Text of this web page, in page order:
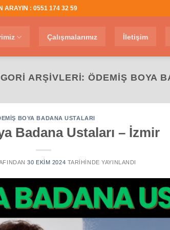
ARAYIN : 0551 174 32 59
Çalışmalarımız İletişim
ARŞIVLERI:ÖDEMIŞ BOYA
BOYA BADANA USTALARI
Badana Ustaları – İzmir
30 EKIM 2024 TARIHINDE YAYINLANDI